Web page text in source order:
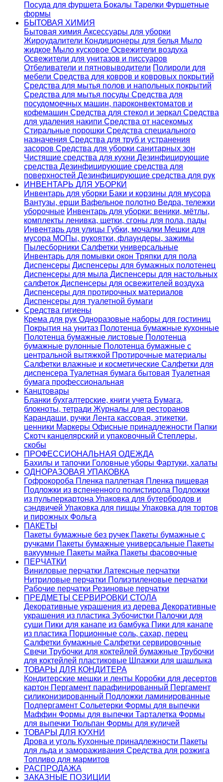
Посуда для фуршета Бокалы Тарелки Фуршетные
формы
БЫТОВАЯ ХИМИЯ
Бытовая химия Аксессуары для уборки
Жироудалители Кондиционеры для белья Мыло
жидкое Мыло кусковое Освежители воздуха
Освежители для унитазов и писсуаров
Отбеливатели и пятновыводители Полироли для
мебели Средства для ковров и ковровых покрытий
Средства для мытья полов и напольных покрытий
Средства для мытья посуды Средства для
посудомоечных машин, пароконвектоматов и
кофемашин Средства для стекол и зеркал Средства
для удаления накипи Средства от насекомых
Стиральные порошки Cредства специального
назначения Средства для труб и устранения
засоров Средства для уборки санитарных зон
Чистящие средства для кухни Дезинфицирующие
средства Дезинфицирующие средства для
поверхностей Дезинфицирующие средства для рук
ИНВЕНТАРЬ ДЛЯ УБОРКИ
Инвентарь для уборки Баки и корзины для мусора
Вантузы, ерши Вафельное полотно Ведра, тележки
уборочные Инвентарь для уборки: веники, мётлы,
комплекты ленивка, щетки, сгоны для пола, пады
Инвентарь для улицы Губки, мочалки Мешки для
мусора МОПы, рукоятки, флаундеры, зажимы
Пылесборники Салфетки универсальные
Инвентарь для помывки окон Тряпки для пола
Диспенсеры Диспенсеры для бумажных полотенец
Диспенсеры для мыла Диспенсеры для настольных
салфеток Диспенсеры для освежителей воздуха
Диспенсеры для протирочных материалов
Диспенсеры для туалетной бумаги
Средства гигиены
Крема для рук Одноразовые наборы для гостиниц
Покрытия на унитаз Полотенца бумажные кухонные
Полотенца бумажные листовые Полотенца
бумажные рулонные Полотенца бумажные с
центральной вытяжкой Протирочные материалы
Салфетки влажные и косметические Салфетки для
диспенсера Туалетная бумага бытовая Туалетная
бумага профессиональная
Канцтовары
Бланки бухгалтерские, книги учета Бумага,
блокноты, тетради Журналы для ресторанов
Карандаши, ручки Лента кассовая, этикетки,
ценники Маркеры Офисные принадлежности Папки
Скотч канцелярский и упаковочный Степлеры,
скобы
ПРОФЕССИОНАЛЬНАЯ ОДЕЖДА
Бахилы и тапочки Головные уборы Фартуки, халаты
ОДНОРАЗОВАЯ УПАКОВКА
Гофрокороба Пленка паллетная Пленка пищевая
Подложки из вспененного полистирола Подложки
из пульперкартона Упаковка для бутербродов и
сэндвичей Упаковка для пиццы Упаковка для тортов
и пирожных Фольга
ПАКЕТЫ
Пакеты бумажные без ручек Пакеты бумажные с
ручками Пакеты бумажные универсальные Пакеты
вакуумные Пакеты майка Пакеты фасовочные
ПЕРЧАТКИ
Виниловые перчатки Латексные перчатки
Нитриловые перчатки Полиэтиленовые перчатки
Рабочие перчатки Резиновые перчатки
ПРЕДМЕТЫ СЕРВИРОВКИ СТОЛА
Декоративные украшения из дерева Декоративные
украшения из пластика Зубочистки Палочки для
суши Пики для канапе из бамбука Пики для канапе
из пластика Порционные соль, сахар, перец
Салфетки бумажные Салфетки сервировочные
Свечи Трубочки для коктейлей бумажные Трубочки
для коктейлей пластиковые Шпажки для шашлыка
ТОВАРЫ ДЛЯ КОНДИТЕРА
Кондитерские мешки и ленты Коробки для десертов
картон Пергамент парафинированный Пергамент
силиконизированный Подложки ламинированные
Подпергамент Сольетерки Формы для выпечки
Маффин Формы для выпечки Тарталетка Формы
для выпечки Тюльпан Формы для куличей
ТОВАРЫ ДЛЯ КУХНИ
Дрова и уголь Кухонные принадлежности Пакеты
для льда и замораживания Средства для розжига
Топливо для мармитов
РАСПРОДАЖА
ЗАКАЗНЫЕ ПОЗИЦИИ